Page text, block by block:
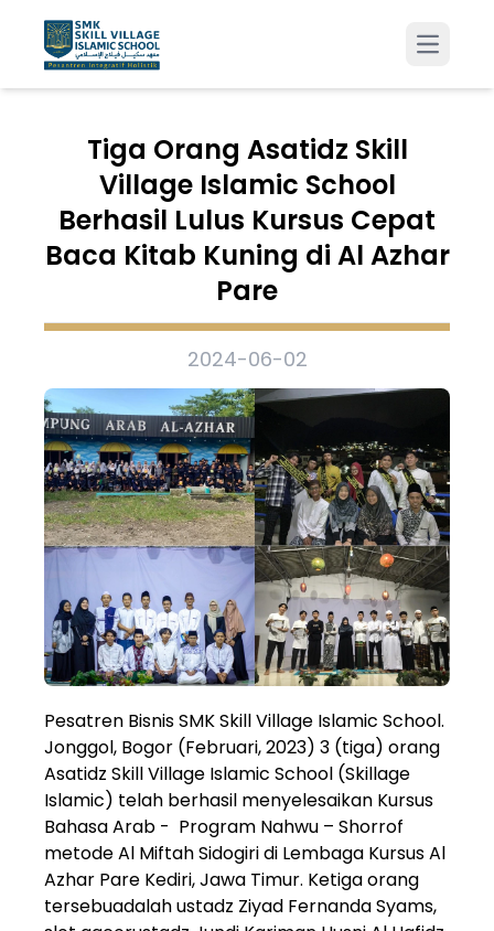
Open
Tiga Orang Asatidz Skill
Village Islamic School
Berhasil Lulus Kursus Cepat
Baca Kitab Kuning di Al Azhar
Pare
2024-06-02
Pesatren Bisnis SMK Skill Village Islamic School.
Jonggol, Bogor (Februari, 2023) 3 (tiga) orang
Asatidz Skill Village Islamic School (Skillage
Islamic) telah berhasil menyelesaikan Kursus
Bahasa Arab - Program Nahwu – Shorrof
metode Al Miftah Sidogiri di Lembaga Kursus Al
Azhar Pare Kediri, Jawa Timur. Ketiga orang
tersebuadalah ustadz Ziyad Fernanda Syams,